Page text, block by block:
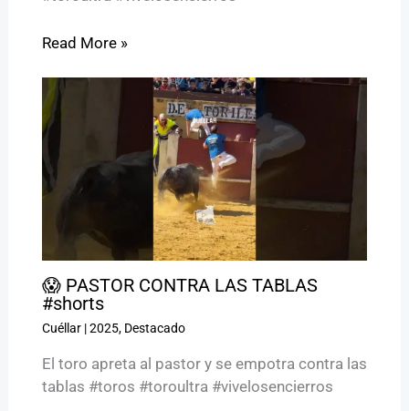
Read More »
😱 PASTOR CONTRA LAS TABLAS
#shorts
Cuéllar|2025, Destacado
El toro apreta al pastor y se empotra contra las
tablas #toros #toroultra #vivelosencierros